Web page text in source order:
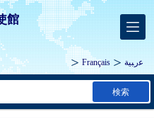
館
Français ﻋرﺒﻴﺔ
検索